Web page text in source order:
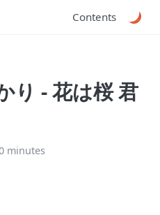
Contents
り - 花は桜 君
minutes